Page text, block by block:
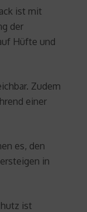
ist mit
der
Hüfte und
Zudem
einer
es, den
in
ist